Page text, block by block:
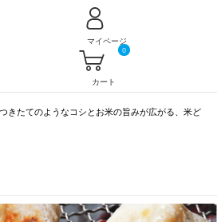
マイページ
カート
0
きたてのようなコシとお米の旨みが広がる、米ど